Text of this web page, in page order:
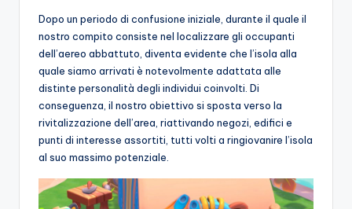
Dopo un periodo di confusione iniziale, durante il quale il
nostro compito consiste nel localizzare gli occupanti
dell’aereo abbattuto, diventa evidente che l’isola alla
quale siamo arrivati è notevolmente adattata alle
distinte personalità degli individui coinvolti. Di
conseguenza, il nostro obiettivo si sposta verso la
rivitalizzazione dell’area, riattivando negozi, edifici e
punti di interesse assortiti, tutti volti a ringiovanire l’isola
al suo massimo potenziale.